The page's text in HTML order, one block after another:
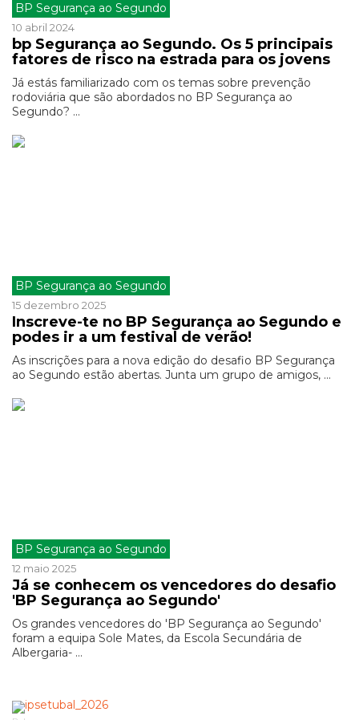
BP Segurança ao Segundo
10 abril 2024
bp Segurança ao Segundo. Os 5 principais
fatores de risco na estrada para os jovens
Já estás familiarizado com os temas sobre prevenção
rodoviária que são abordados no BP Segurança ao
Segundo? ...
BP Segurança ao Segundo
15 dezembro 2025
Inscreve-te no BP Segurança ao Segundo e
podes ir a um festival de verão!
As inscrições para a nova edição do desafio BP Segurança
ao Segundo estão abertas. Junta um grupo de amigos, ...
BP Segurança ao Segundo
12 maio 2025
Já se conhecem os vencedores do desafio
'BP Segurança ao Segundo'
Os grandes vencedores do 'BP Segurança ao Segundo'
foram a equipa Sole Mates, da Escola Secundária de
Albergaria- ...